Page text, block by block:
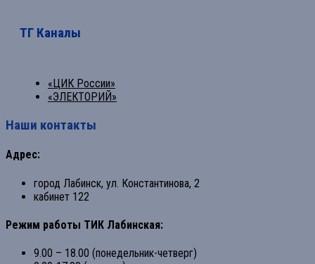
ТГ Каналы
«ЦИК России»
«ЭЛЕКТОРИЙ»
Наши контакты
Адрес:
город Лабинск, ул. Константинова, 2
кабинет 122
Режим работы ТИК Лабинская:
9.00 – 18.00 (понедельник-четверг)